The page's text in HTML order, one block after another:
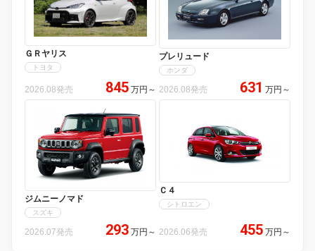
ＧＲヤリス
トヨタ
2026.08発売 845 万円 ～
プレリュード
ホンダ
2026.08発売 631 万円 ～
ジムニーノマド
スズキ
2026.07発売 293 万円 ～
Ｃ４
シトロエン
2026.06発売 455 万円 ～